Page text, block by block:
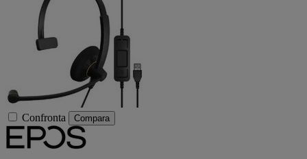
Confronta Compara